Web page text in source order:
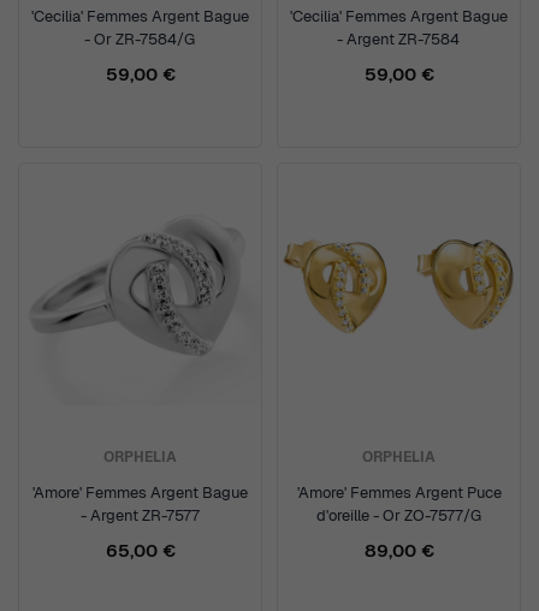
'Cecilia' Femmes Argent Bague
- Or ZR-7584/G
59,00 €
'Cecilia' Femmes Argent Bague
- Argent ZR-7584
59,00 €
ORPHELIA
'Amore' Femmes Argent Bague
- Argent ZR-7577
65,00 €
ORPHELIA
'Amore' Femmes Argent Puce
d'oreille - Or ZO-7577/G
89,00 €